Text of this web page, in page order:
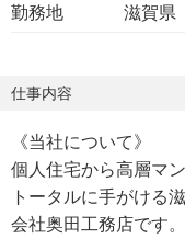
勤務地 滋賀県
仕事内容
《当社について》
個人住宅から高層マ
トータルに手がける
会社奥田工務店です